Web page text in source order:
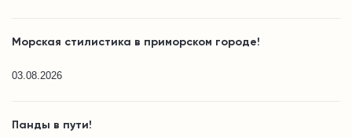
Морская стилистика в приморском городе!
03.08.2026
Панды в пути!